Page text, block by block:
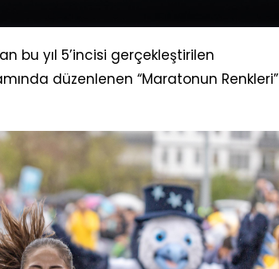
bu yıl 5’incisi gerçekleştirilen
düzenlenen “Maratonun Renkleri”